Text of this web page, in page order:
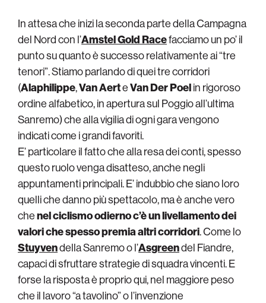
In attesa che inizi la seconda parte della Campagna
del Nord con l’Amstel Gold Racefacciamo un po’ il
punto su quanto è successo relativamente ai “tre
tenori”. Stiamo parlando di quei tre corridori
(Alaphilippe,Van AerteVan Der Poelin rigoroso
ordine alfabetico, in apertura sul Poggio all’ultima
Sanremo) che alla vigilia di ogni gara vengono
indicati come i grandi favoriti.
E’ particolare il fatto che alla resa dei conti, spesso
questo ruolo venga disatteso, anche negli
appuntamenti principali. E’ indubbio che siano loro
quelli che danno più spettacolo, ma è anche vero
chenel ciclismo odierno c’è un livellamento dei
valori che spesso premia altri corridori. Come lo
Stuyvendella Sanremo o l’Asgreendel Fiandre,
capaci di sfruttare strategie di squadra vincenti. E
forse la risposta è proprio qui, nel maggiore peso
che il lavoro “a tavolino” o l’invenzione